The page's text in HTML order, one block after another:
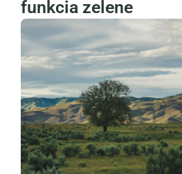
funkcia zelene